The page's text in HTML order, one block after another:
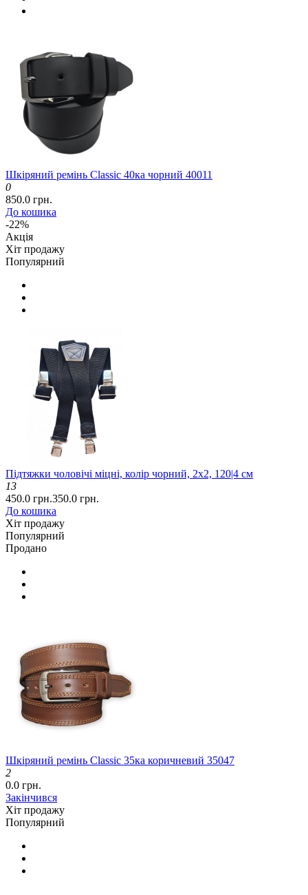
Шкіряний ремінь Classic 40ка чорний 40011
0
850.0 грн.
До кошика
-22%
Акція
Хіт продажу
Популярний
Підтяжки чоловічі міцні, колір чорний, 2x2, 120|4 см
13
450.0 грн.350.0 грн.
До кошика
Хіт продажу
Популярний
Продано
Шкіряний ремінь Classic 35ка коричневий 35047
2
0.0 грн.
Закінчився
Хіт продажу
Популярний